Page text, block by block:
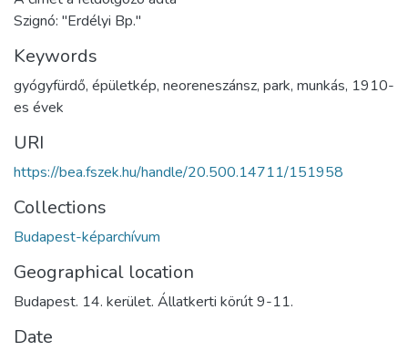
Szignó: "Erdélyi Bp."
Keywords
gyógyfürdő, épületkép, neoreneszánsz, park, munkás, 1910-
es évek
URI
https://bea.fszek.hu/handle/20.500.14711/151958
Collections
Budapest-képarchívum
Geographical location
Budapest. 14. kerület. Állatkerti körút 9-11.
Date